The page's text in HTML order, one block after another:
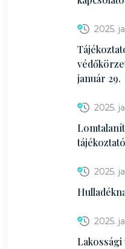
2025.
január 29.
2025.
2025.
2025.